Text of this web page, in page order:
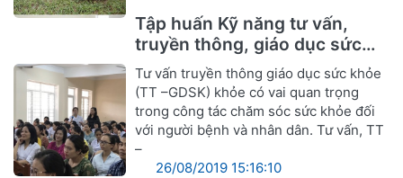
Tập huấn Kỹ năng tư vấn,
truyền thông, giáo dục sức
khỏe
Tư vấn truyền thông giáo dục sức khỏe
(TT –GDSK) khỏe có vai quan trọng
trong công tác chăm sóc sức khỏe đối
với người bệnh và nhân dân. Tư vấn, TT
–
26/08/2019 15:16:10